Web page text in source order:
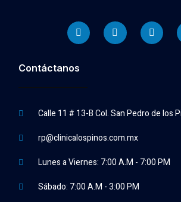
Contáctanos
Calle 11 # 13-B Col. San Pedro de los
rp@clinicalospinos.com.mx
Lunes a Viernes: 7:00 A.M - 7:00 PM
Sábado: 7:00 A.M - 3:00 PM